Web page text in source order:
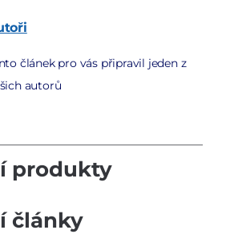
článek pro vás připravil jeden z
autorů
produkty
články